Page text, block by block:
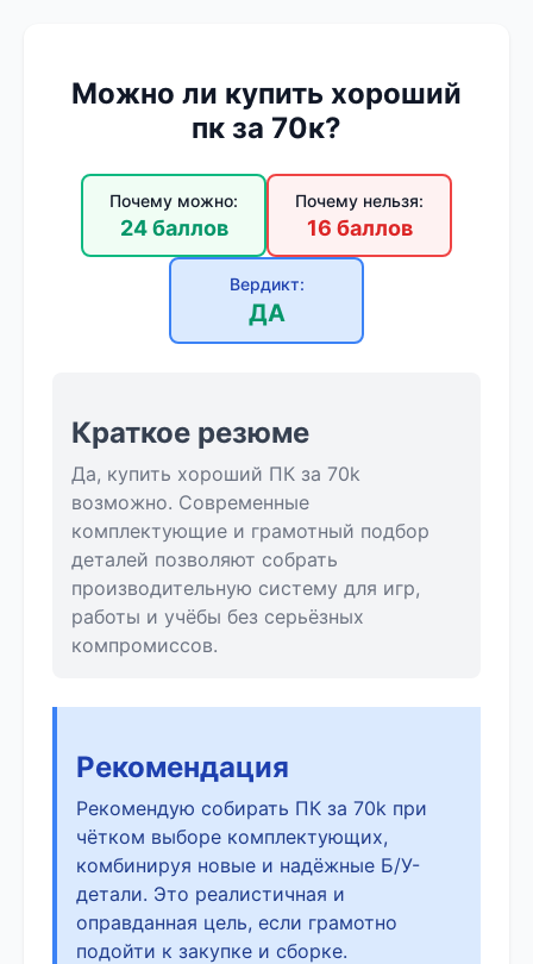
Можно ли купить хороший
пк за 70к?
Почему можно:
24 баллов
Почему нельзя:
16 баллов
Вердикт:
ДА
Краткое резюме
Да, купить хороший ПК за 70k
возможно. Современные
комплектующие и грамотный подбор
деталей позволяют собрать
производительную систему для игр,
работы и учёбы без серьёзных
компромиссов.
Рекомендация
Рекомендую собирать ПК за 70k при
чётком выборе комплектующих,
комбинируя новые и надёжные Б/У-
детали. Это реалистичная и
оправданная цель, если грамотно
подойти к закупке и сборке.